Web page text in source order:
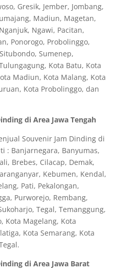
Gresik, Jember, Jombang,
Madiun, Magetan,
Ngawi, Pacitan,
Ponorogo, Probolinggo,
Sumenep,
Kota Batu, Kota
Madiun, Kota Malang, Kota
Kota Probolinggo, dan
di Area Jawa Tengah
Souvenir Jam Dinding di
: Banjarnegara, Banyumas,
Brebes, Cilacap, Demak,
Kebumen, Kendal,
Pati, Pekalongan,
Purworejo, Rembang,
Tegal, Temanggung,
Kota Magelang, Kota
Kota Semarang, Kota
di Area Jawa Barat